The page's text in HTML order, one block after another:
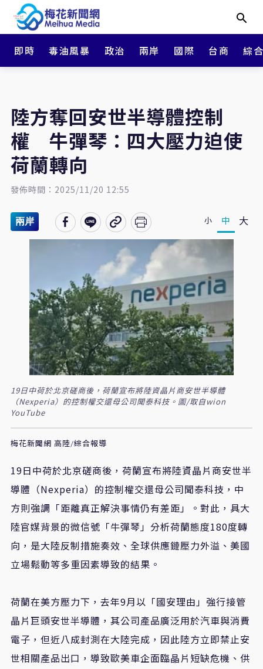
即時 毒油風暴 政治 兩岸 國際 台商 綜
陸方奪回安世半導體控制
權 牛彈琴：四大壓力迫使
荷蘭轉向
發佈時間：2025/11/20 12:55
兩岸 小 中 大
19日中荷於北京磋商後，荷蘭宣布將陸資晶片商安世半導體
（Nexperia）的控制權交還母公司聞泰科技。圖/取自wion
YouTube
梅花新聞網 高陸/綜合報導
19日中荷於北京磋商後，荷蘭宣布將陸資晶片商安世半
導體（Nexperia）的控制權交還母公司聞泰科技，中
方則強調「距離真正解決事情仍有差距」。對此，具大
陸官媒背景的微信號「牛彈琴」分析荷蘭態度180度轉
向，是大陸反制措施奏效、全球供應鏈壓力外溢、美國
立場鬆動等多重因素導致的結果。
荷蘭在美方壓力下，去年9月以「國安理由」強行接管
晶片巨頭安世半導體，其公司產品廣泛用於汽車與消費
電子，但近八成封測在大陸完成，因此陸方立即禁止安
世相關產品出口，導致歐美車企面臨晶片短缺危機、供